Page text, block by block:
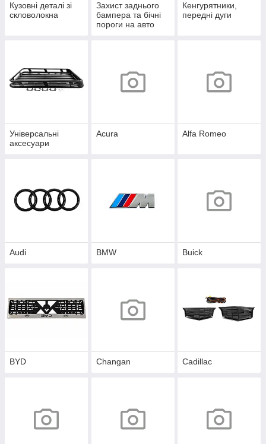
Кузовні деталі зі
скловолокна
Захист заднього
бампера та бічні
пороги на авто
Кенгурятники,
передні дуги
Універсальні
аксесуари
Acura Alfa Romeo
Audi BMW Buick
BYD Changan Cadillac